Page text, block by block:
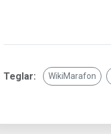
Teglar: WikiMarafon